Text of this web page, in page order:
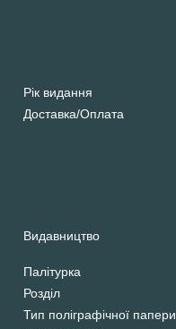
Рік видання
Доставка/Оплата
Видавництво
Палітурка
Розділ
Тип поліграфічної папери